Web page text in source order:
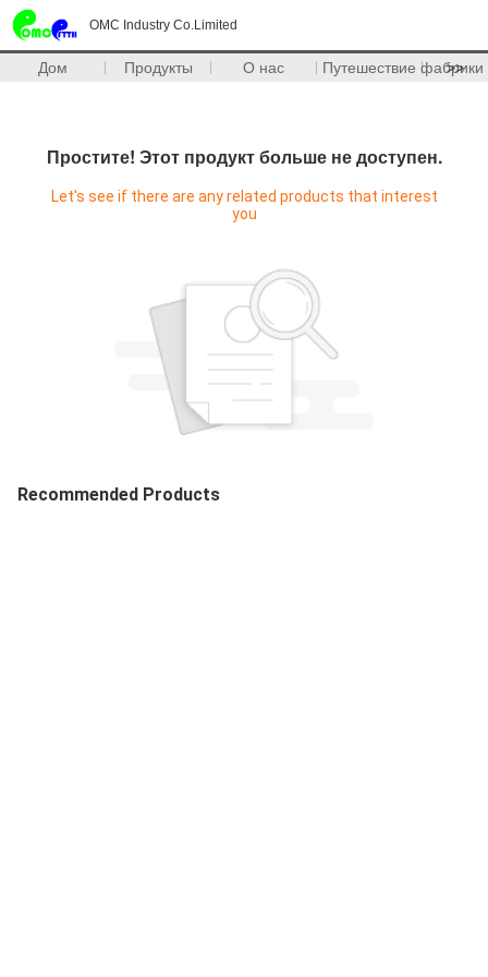
OMC Industry Co.Limited
Дом Продукты О нас Путешествие фабрики
>>
Простите! Этот продукт больше не доступен.
Let's see if there are any related products that interest
you
Recommended Products